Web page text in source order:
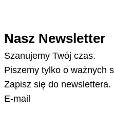
Nasz Newsletter
Szanujemy Twój czas.
Piszemy tylko o ważnych
Zapisz się do newslettera.
E-mail